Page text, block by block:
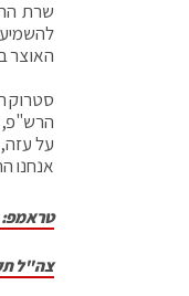
שרת
האוצר
סטרוק
הרש"פ,
על
אנחנו
טראמפ:
צה"ל